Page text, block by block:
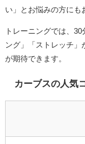
い」とお悩みの方にも
トレーニングでは、 30
ング」「ストレッチ」
が期待できます。
カーブスの人気